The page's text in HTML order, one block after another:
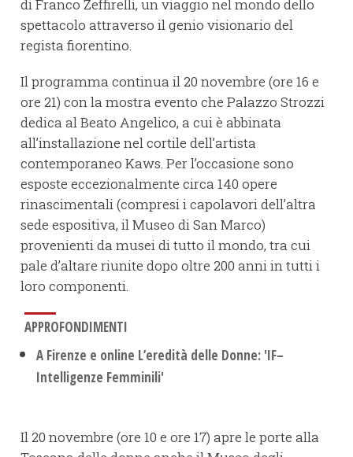
di Franco Zeffirelli, un viaggio nel mondo dello
spettacolo attraverso il genio visionario del
regista fiorentino.
Il programma continua il 20 novembre (ore 16 e
ore 21) con la mostra evento che Palazzo Strozzi
dedica al Beato Angelico, a cui è abbinata
all’installazione nel cortile dell’artista
contemporaneo Kaws. Per l’occasione sono
esposte eccezionalmente circa 140 opere
rinascimentali (compresi i capolavori dell’altra
sede espositiva, il Museo di San Marco)
provenienti da musei di tutto il mondo, tra cui
pale d’altare riunite dopo oltre 200 anni in tutti i
loro componenti.
APPROFONDIMENTI
A Firenze e online L’eredità delle Donne: 'IF–
Intelligenze Femminili'
Il 20 novembre (ore 10 e ore 17) apre le porte alla